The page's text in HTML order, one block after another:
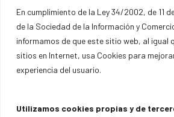
En cumplimiento de la Ley 34/2002, de 11
de la Sociedad de la Información y
informamos de que este sitio web, al igual
sitios en Internet, usa Cookies para
experiencia del usuario.
Utilizamos cookies propias y de
Email